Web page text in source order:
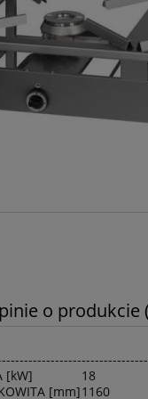
o produkcie
[kW]
18
[mm]1160